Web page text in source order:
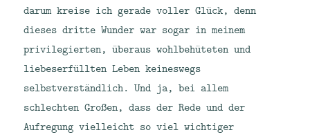
darum kreise ich gerade voller Glück, denn
dieses dritte Wunder war sogar in meinem
privilegierten, überaus wohlbehüteten und
liebeserfüllten Leben keineswegs
selbstverständlich. Und ja, bei allem
schlechten Großen, dass der Rede und der
Aufregung vielleicht so viel wichtiger